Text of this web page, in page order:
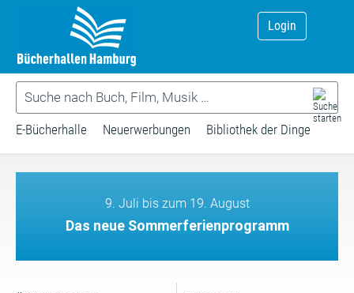
Login
E-Bücherhalle Neuerwerbungen Bibliothek der Dinge
9. Juli bis zum 19. August
Das neue Sommerferienprogramm